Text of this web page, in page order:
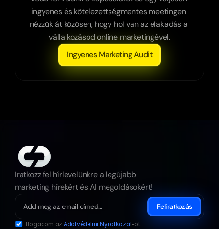
ingyenes és kötelezettségmentes meetingen
nézzük át közösen, hogy hol van az elakadás a
vállalkozásod online marketingével.
Ingyenes Marketing Audit
Iratkozz fel hírlevelünkre a legújabb
marketing hírekért és AI megoldásokért!
Feliratkozás
Elfogadom az Adatvédelmi Nyilatkozat-ot.